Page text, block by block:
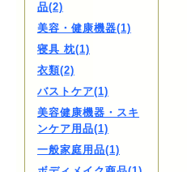
品(2)
美容・健康機器(1)
寝具 枕(1)
衣類(2)
バストケア(1)
美容健康機器・スキ
ンケア用品(1)
一般家庭用品(1)